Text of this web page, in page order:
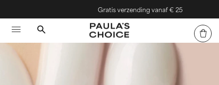
Gratis verzending vanaf € 25